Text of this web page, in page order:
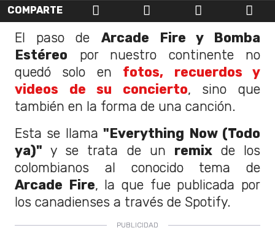
COMPARTE
El paso de Arcade Fire y Bomba
Estéreo por nuestro continente no
quedó solo en fotos, recuerdos y
videos de su concierto, sino que
también en la forma de una canción.
Esta se llama"Everything Now (Todo
ya)" y se trata de un remix de los
colombianos al conocido tema de
Arcade Fire, la que fue publicada por
los canadienses a través de Spotify.